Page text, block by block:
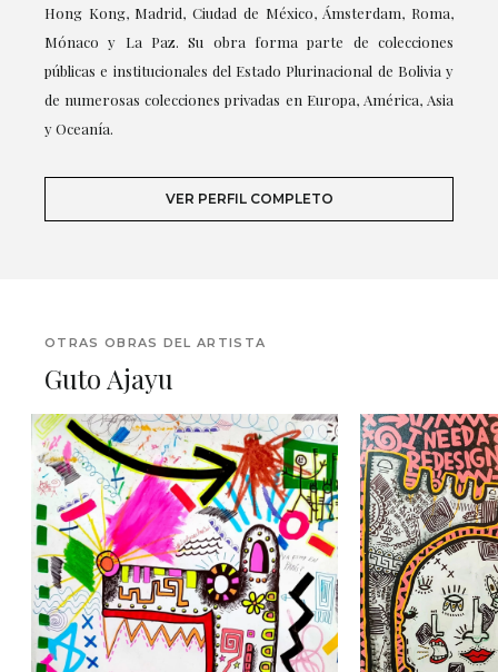
Hong Kong, Madrid, Ciudad de México, Ámsterdam, Roma,
Mónaco y La Paz. Su obra forma parte de colecciones
públicas e institucionales del Estado Plurinacional de Bolivia y
de numerosas colecciones privadas en Europa, América, Asia
y Oceanía.
VER PERFIL COMPLETO
OTRAS OBRAS DEL ARTISTA
Guto Ajayu